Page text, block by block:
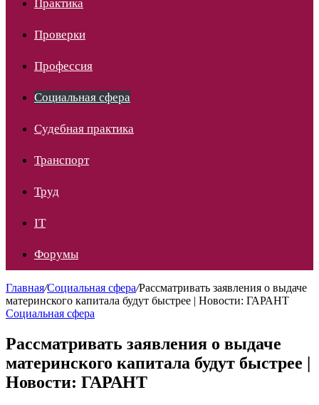
Практика
Проверки
Профессия
Социальная сфера
Судебная практика
Транспорт
Труд
IT
Форумы
Главная/Социальная сфера/Рассматривать заявления о выдаче
материнского капитала будут быстрее | Новости: ГАРАНТ
Социальная сфера
Рассматривать заявления о выдаче
материнского капитала будут быстрее |
Новости: ГАРАНТ